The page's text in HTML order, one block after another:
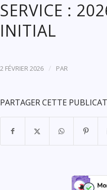
SERVICE :
INITIAL
2 FÉVRIER 2026 / PAR
PARTAGER CETTE